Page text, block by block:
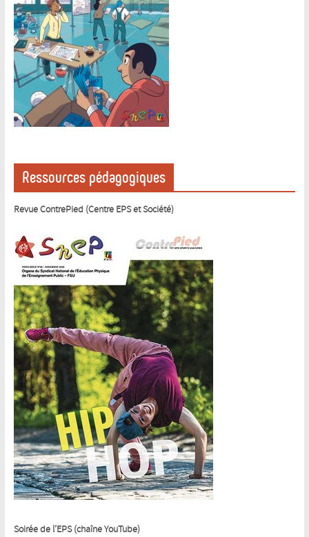
Ressources pédagogiques
Revue ContrePied (Centre EPS et Société)
Soirée de l’EPS (chaîne YouTube)